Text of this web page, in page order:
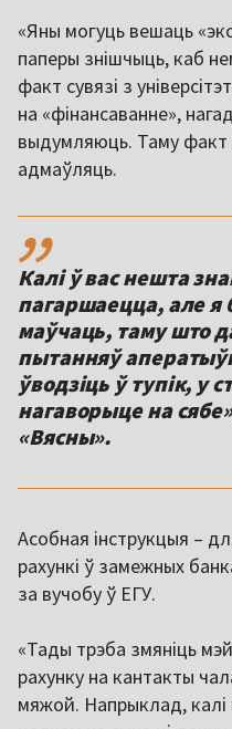
«Яны могуць вешаць
паперы знішчыць, каб
факт сувязі з
на «фінансаванне»,
выдумляюць. Таму факт
адмаўляць.
,,
Калі ў вас нешта
пагаршаецца, але я
маўчаць, таму што
пытанняў
ўводзіць ў тупік, у
нагаворыце на
«Вясны».
Асобная інструкцыя –
рахункі ў замежных
за вучобу ў ЕГУ.
«Тады трэба змяніць
рахунку на кантакты
мяжой. Напрыклад, калі